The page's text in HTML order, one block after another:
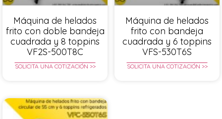
Máquina de helados
frito con doble bandeja
cuadrada y 8 toppins
VF2S-500T8C
SOLICITA UNA COTIZACIÓN >>
Máquina de helados
frito con bandeja
cuadrada y 6 toppins
VFS-530T6S
SOLICITA UNA COTIZACIÓN >>